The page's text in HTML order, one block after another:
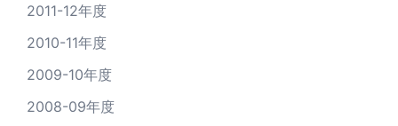
2011-12年度
2010-11年度
2009-10年度
2008-09年度